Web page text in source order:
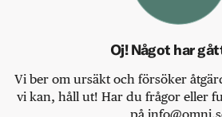
Oj! Något har
Vi ber om ursäkt och försöker
vi kan, håll ut! Har du frågor eller